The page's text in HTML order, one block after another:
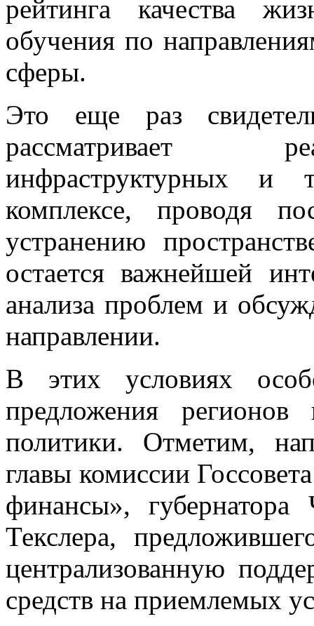
рейтинга качества
обучения по
сферы.
Это еще раз
рассматривает
инфраструктурных и
комплексе, проводя
устранению
остается важнейшей
анализа проблем и
направлении.
В этих условиях
предложения регионов
политики. Отметим,
главы комиссии
финансы», губернатора
Текслера,
централизованную
средств на приемлемых